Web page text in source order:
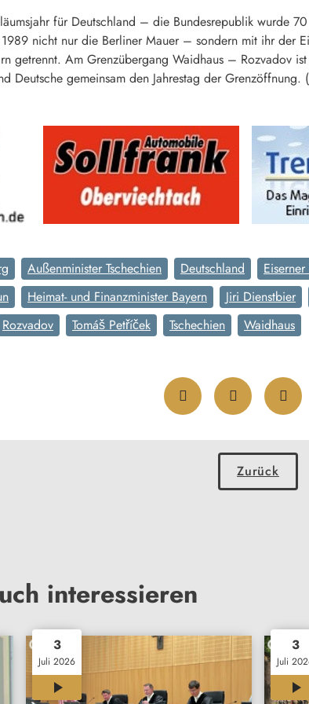
für Deutschland – die Bundesrepublik wurde
nicht nur die Berliner Mauer – sondern mit ihr der
getrennt. Am Grenzübergang Waidhaus – Rozvadov
Deutsche gemeinsam den Jahrestag der Grenzöffnung.
Außenminister Tschechien Deutschland
Heimat- und Finanzminister Bayern Jiri Dienstbier
Rozvadov Tomáš Petříček Tschechien Waidhaus
Zurück
interessieren
3
Juli 2026
3
Juli